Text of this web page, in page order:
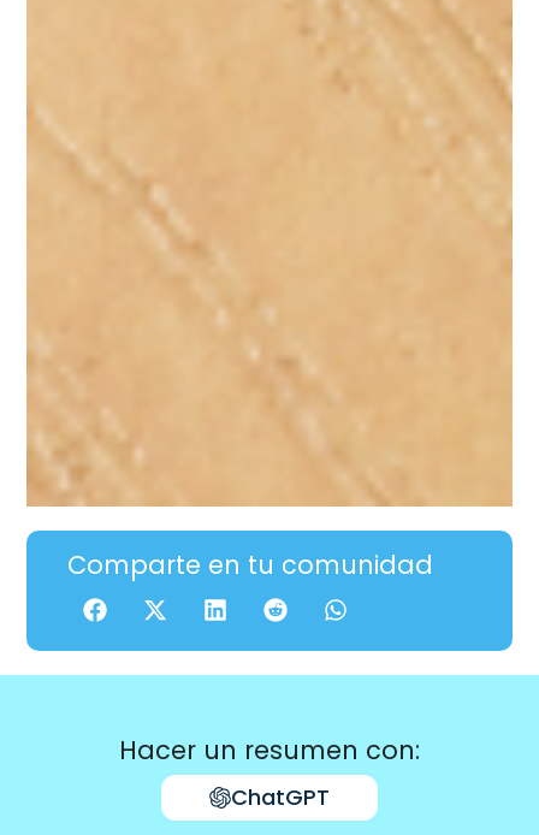
Comparte en tu comunidad
Hacer un resumen con:
ChatGPT